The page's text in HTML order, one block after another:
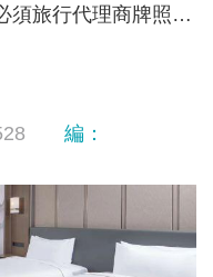
須旅行代理商牌照申
算經營外遊團或接
業監管局申請並持
個牌照？那就不能
編：